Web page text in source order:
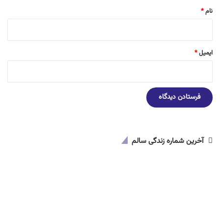
نام*
ایمیل*
آخرین شماره زندگی سالم